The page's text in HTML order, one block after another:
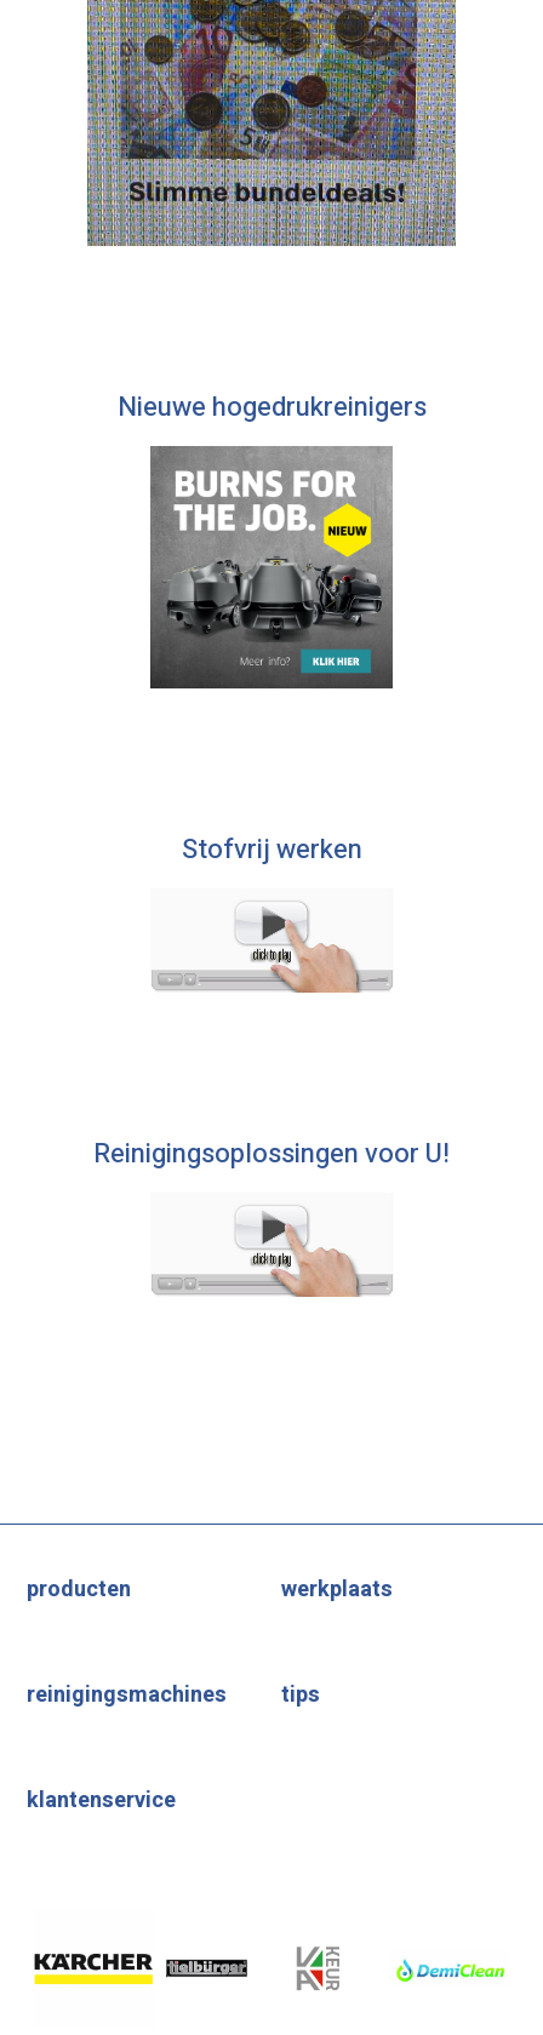
Nieuwe hogedrukreinigers
Stofvrij werken
Reinigingsoplossingen voor U!
producten werkplaats
reinigingsmachines tips
klantenservice